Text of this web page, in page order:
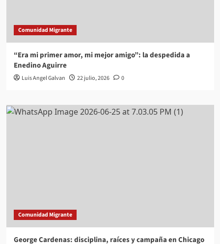
Comunidad Migrante
“Era mi primer amor, mi mejor amigo”: la despedida a
Enedino Aguirre
Luis Angel Galvan 22 julio, 2026 0
Comunidad Migrante
George Cardenas: disciplina, raíces y campaña en Chicago